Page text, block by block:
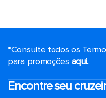
*Consulte todos os
para promoções aqui..
Encontre seu